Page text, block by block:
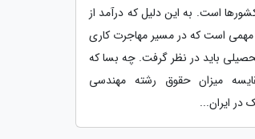
است. به این دلیل که درآمد از
مهمی است که در مسیر مهاجرت کاری
باید در نظر گرفت. چه بسا که
میزان حقوق رشته مهندسی
در ایران...